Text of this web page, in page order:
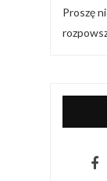
Proszę